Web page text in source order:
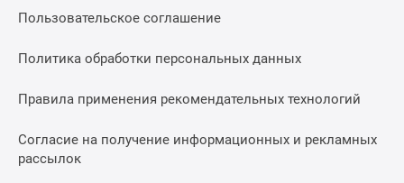
Пользовательское соглашение
Политика обработки персональных данных
Правила применения рекомендательных технологий
Согласие на получение информационных и рекламных
рассылок